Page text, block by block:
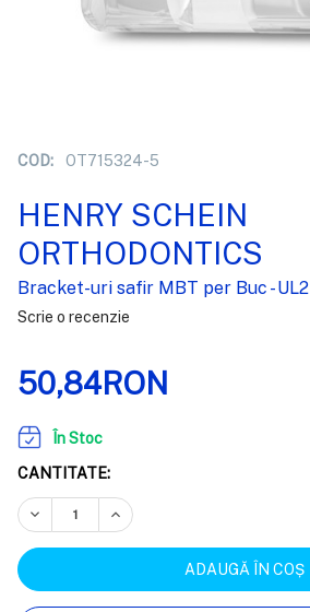
COD: OT715324-5
HENRY SCHEIN
ORTHODONTICS
Bracket-uri safir MBT per Buc - UL2
Scrie o recenzie
50,84RON
În Stoc
CANTITATE:
REDUCEȚI CANTITATEA:
CREȘTEȚI CANTITATEA: